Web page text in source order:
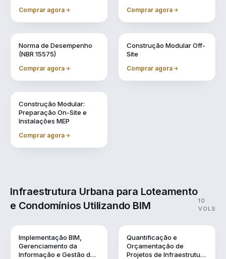
Comprar agora Comprar agora
Norma de Desempenho
(NBR 15575)
Comprar agora
Construção Modular Off-
Site
Comprar agora
Construção Modular:
Preparação On-Site e
Instalações MEP
Comprar agora
Infraestrutura Urbana para Loteamento
e Condomínios Utilizando BIM
10
VOLS
Implementação BIM,
Gerenciamento da
Informação e Gestão de
Quantificação e
Orçamentação de
Projetos de Infraestrutura